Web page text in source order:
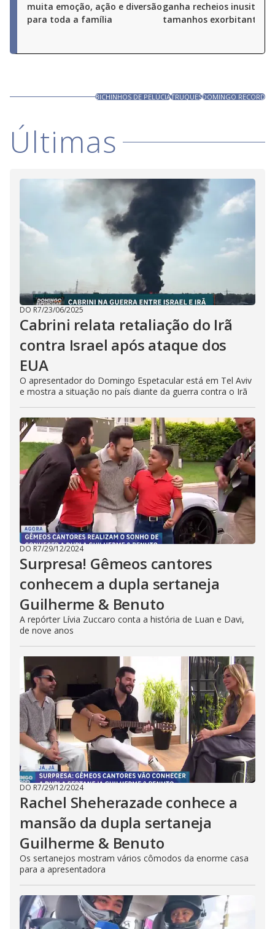
muita emoção, ação e diversão
para toda a família
ganha recheios
tamanhos exorbitantes
BICHINHOS DE PELÚCIATRUQUESDOMINGO RECORD
Últimas
DO R7/23/06/2025
Cabrini relata retaliação do Irã
contra Israel após ataque dos
EUA
O apresentador do Domingo Espetacular está em Tel Aviv
e mostra a situação no país diante da guerra contra o Irã
DO R7/29/12/2024
Surpresa! Gêmeos cantores
conhecem a dupla sertaneja
Guilherme & Benuto
A repórter Lívia Zuccaro conta a história de Luan e Davi,
de nove anos
DO R7/29/12/2024
Rachel Sheherazade conhece a
mansão da dupla sertaneja
Guilherme & Benuto
Os sertanejos mostram vários cômodos da enorme casa
para a apresentadora